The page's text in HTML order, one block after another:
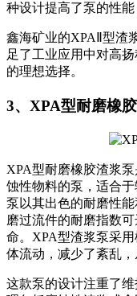
种设计提高了泵的性能
鑫海矿业的XPAⅡ型渣
足了工业应用中对高
的理想选择。
3、XPA型耐磨橡
XPA型耐磨橡胶渣浆
蚀性物料的泵，适合
泵以其出色的耐磨性
磨过流件的耐磨指数
命。XPA型渣浆泵采
体流动，减少了紊乱，
这款泵的设计注重了